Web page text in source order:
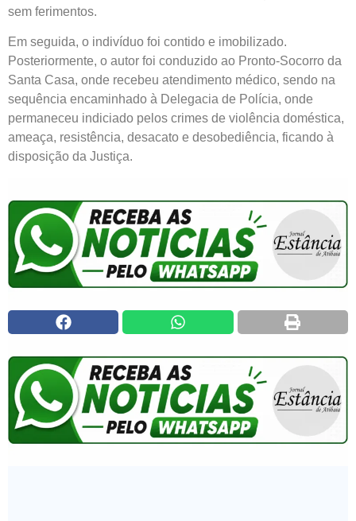
sem ferimentos.
Em seguida, o indivíduo foi contido e imobilizado.
Posteriormente, o autor foi conduzido ao Pronto-Socorro da
Santa Casa, onde recebeu atendimento médico, sendo na
sequência encaminhado à Delegacia de Polícia, onde
permaneceu indiciado pelos crimes de violência doméstica,
ameaça, resistência, desacato e desobediência, ficando à
disposição da Justiça.